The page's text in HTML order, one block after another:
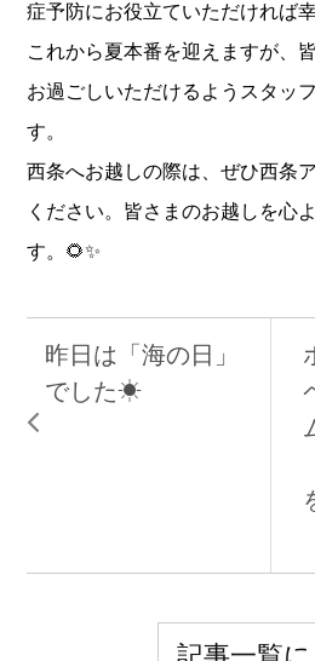
症予防にお役立ていただければ幸
これから夏本番を迎えますが、
お過ごしいただけるようスタッ
す。
西条へお越しの際は、ぜひ西条
ください。皆さまのお越しを心
す。🌻✨
昨日は「海の日」
でした☀